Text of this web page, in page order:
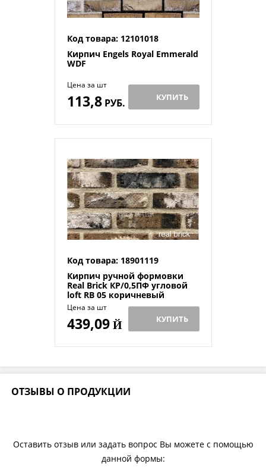
Код товара: 12101018
Кирпич Engels Royal Emmerald
WDF
Цена за шт
113,8РУБ. КУПИТЬ
Код товара: 18901119
Кирпич ручной формовки
Real Brick КР/0,5ПФ угловой
loft RB 05 коричневый
Цена за шт
439,09Й КУПИТЬ
ОТЗЫВЫ О ПРОДУКЦИИ
Оставить отзыв или задать вопрос Вы можете с помощью
данной формы: